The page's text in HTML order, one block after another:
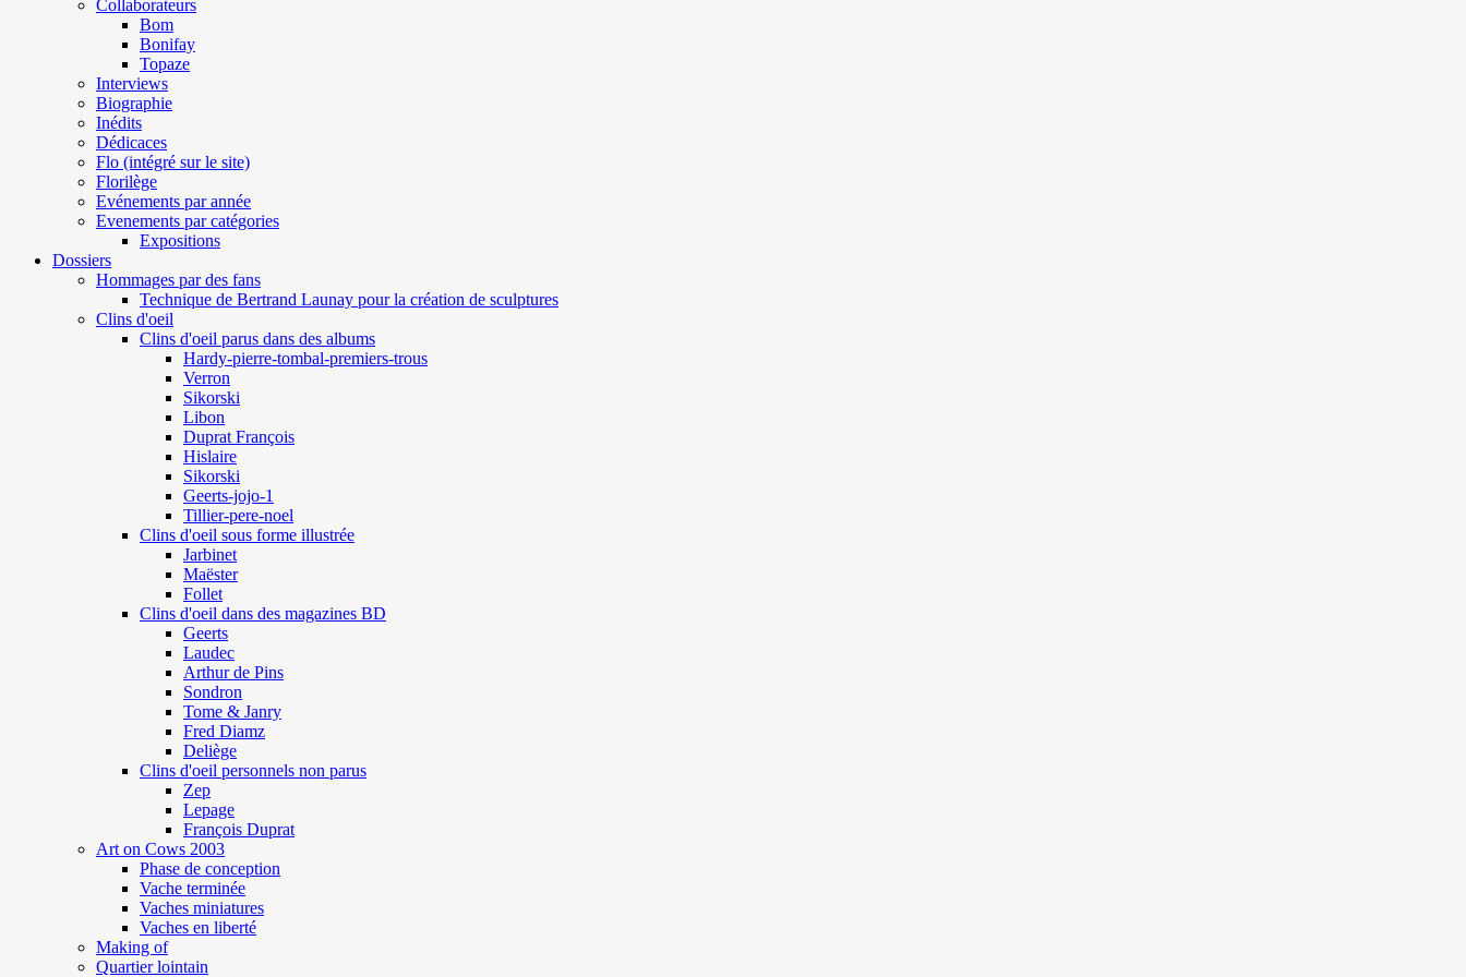
Collaborateurs
Bom
Bonifay
Topaze
Interviews
Biographie
Inédits
Dédicaces
Flo (intégré sur le site)
Florilège
Evénements par année
Evenements par catégories
Expositions
Dossiers
Hommages par des fans
Technique de Bertrand Launay pour la création de sculptures
Clins d'oeil
Clins d'oeil parus dans des albums
Hardy-pierre-tombal-premiers-trous
Verron
Sikorski
Libon
Duprat François
Hislaire
Sikorski
Geerts-jojo-1
Tillier-pere-noel
Clins d'oeil sous forme illustrée
Jarbinet
Maëster
Follet
Clins d'oeil dans des magazines BD
Geerts
Laudec
Arthur de Pins
Sondron
Tome & Janry
Fred Diamz
Deliège
Clins d'oeil personnels non parus
Zep
Lepage
François Duprat
Art on Cows 2003
Phase de conception
Vache terminée
Vaches miniatures
Vaches en liberté
Making of
Quartier lointain